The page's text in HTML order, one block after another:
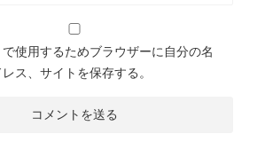
使用するためブラウザーに自分の名
ス、サイトを保存する。